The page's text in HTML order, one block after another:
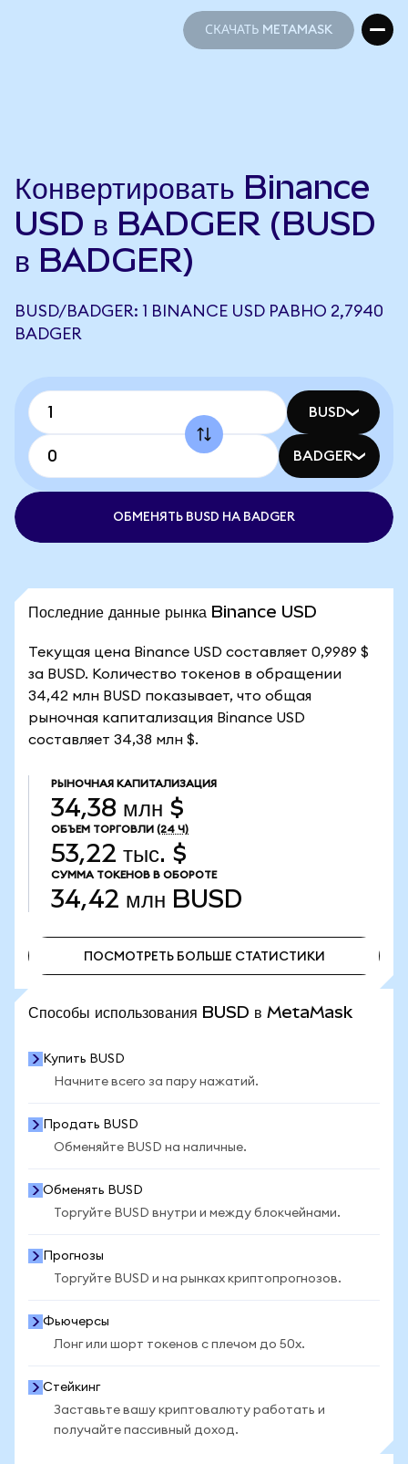
СКАЧАТЬ METAMASK
Конвертировать Binance
USD в BADGER (BUSD
в BADGER)
BUSD/BADGER: 1 BINANCE USD РАВНО 2,7940
BADGER
BUSD
BADGER
ОБМЕНЯТЬ BUSD НА BADGER
Последние данные рынка Binance USD
Текущая цена Binance USD составляет 0,9989 $
за BUSD. Количество токенов в обращении
34,42 млн BUSD показывает, что общая
рыночная капитализация Binance USD
составляет 34,38 млн $.
РЫНОЧНАЯ КАПИТАЛИЗАЦИЯ
34,38 млн $
ОБЪЕМ ТОРГОВЛИ (24 Ч)
53,22 тыс. $
СУММА ТОКЕНОВ В ОБОРОТЕ
34,42 млн BUSD
ПОСМОТРЕТЬ БОЛЬШЕ СТАТИСТИКИ
Способы использования BUSD в MetaMask
Купить BUSD
Начните всего за пару нажатий.
Продать BUSD
Обменяйте BUSD на наличные.
Обменять BUSD
Торгуйте BUSD внутри и между блокчейнами.
Прогнозы
Торгуйте BUSD и на рынках криптопрогнозов.
Фьючерсы
Лонг или шорт токенов с плечом до 50x.
Стейкинг
Заставьте вашу криптовалюту работать и
получайте пассивный доход.